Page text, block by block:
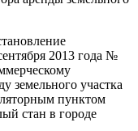
2013 года №
земельного участка
пунктом
стан в городе